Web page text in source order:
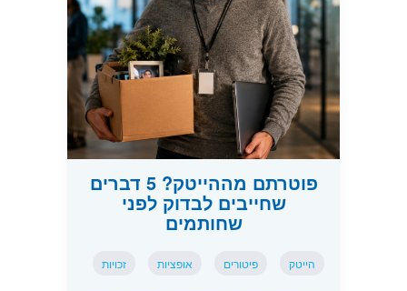
פוטרתם מההייטק? 5 דברים
שחייבים לבדוק לפני
שחותמים
הייטק פיטורים אופציות זכויות